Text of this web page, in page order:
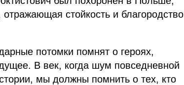
отражающая стойкость и благородство
потомки помнят о героях,
В век, когда шум повседневной
мы должны помнить о тех, кто